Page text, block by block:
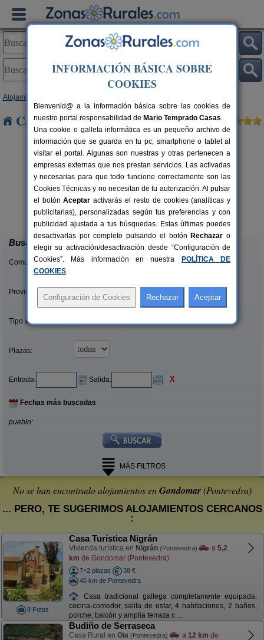
Alojamientos
Casas Rurales cerca de Gondomar
14+2 pers.
desde16 €
Casa de Cacheiro
Silleda (Pontevedra)
Buscar
Comunidades:
Provincias/Islas:
Tipo alquiler:
Plazas:
Entrada: Salida: X
Fechas más buscadas
pueblo:
MÁS FILTROS
No se han encontrado alojamientos enGondomar(Pontevedra)
... PERO, TE SUGERIMOS ALOJAMIENTOS CERCANOS
:
8 Fotos
Casa Turística Nigrán
Vivienda turística en Nigrán (Pontevedra) a 5,2
km de Gondomar (Pontevedra)
7+2 plazas
38 €
45 km de Pontevedra
Casa tradicional gallega completamente equipada:
cocina-comedor, salita de estar, 4 habitaciones, 2 baños,
porche, balcón y amplia terraza c ...
Budiño de Serraseca
Casa Rural en Oia (Pontevedra) a 12 km de
INFORMACIÓN BÁSICA SOBRE
COOKIES
Bienvenid@ a la información básica sobre las cookies de
nuestro portal responsabilidad de Mario Temprado Casas.
Una cookie o galleta informática es un pequeño archivo de
información que se guarda en tu pc, smartphone o tablet al
visitar el portal. Algunas son nuestras y otras pertenecen a
empresas externas que nos prestan servicios. Las activadas
y necesarias para que todo funcione correctamente son las
Cookies Técnicas y no necesitan de tu autorización. Al pulsar
el botónAceptar activarás el resto de cookies (analíticas y
publicitarias), personalizadas según tus preferencias y con
publicidad ajustada a tus búsquedas. Estas últimas puedes
desactivarlas por completo pulsando el botón Rechazar o
elegir su activación/desactivación desde “Configuración de
Cookies”. Más información en nuestra
POLÍTICA DE
COOKIES.